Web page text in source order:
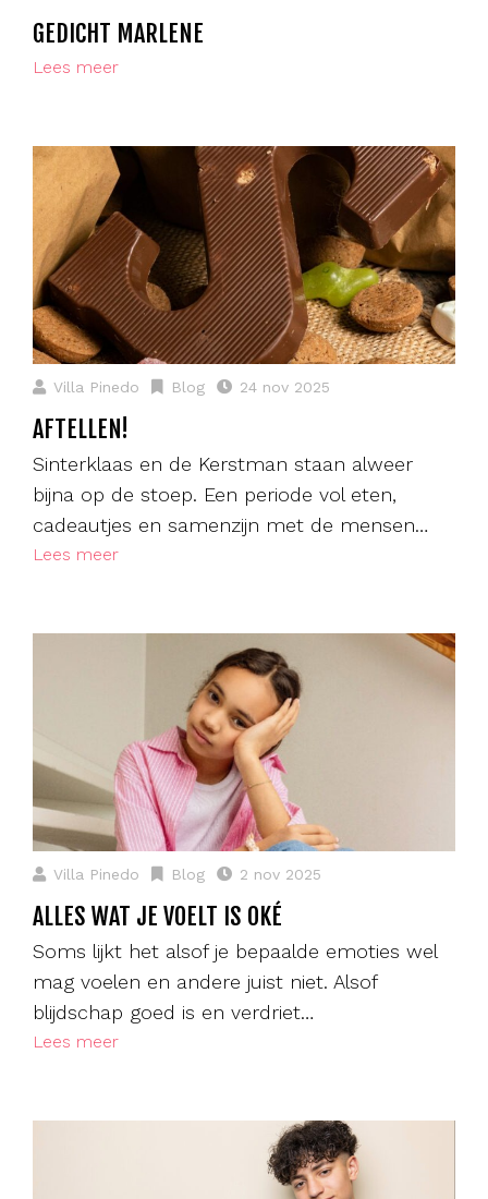
GEDICHT MARLENE
Lees meer
Villa Pinedo Blog 24 nov 2025
AFTELLEN!
Sinterklaas en de Kerstman staan alweer
bijna op de stoep. Een periode vol eten,
cadeautjes en samenzijn met de mensen…
Lees meer
Villa Pinedo Blog 2 nov 2025
ALLES WAT JE VOELT IS OKÉ
Soms lijkt het alsof je bepaalde emoties wel
mag voelen en andere juist niet. Alsof
blijdschap goed is en verdriet…
Lees meer